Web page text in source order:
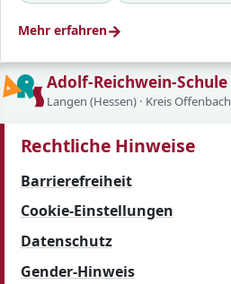
Mehr erfahren→
Adolf-Reichwein-Schule
Langen (Hessen) · Kreis Offenbach
Rechtliche Hinweise
Barrierefreiheit
Cookie-Einstellungen
Datenschutz
Gender-Hinweis